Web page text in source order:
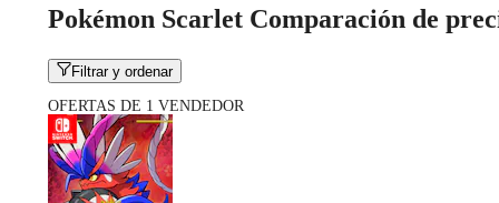
Pokémon Scarlet Comparación de
Filtrar y ordenar
OFERTAS DE 1 VENDEDOR